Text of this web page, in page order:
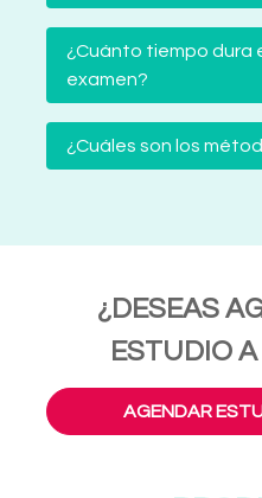
¿Cuánto tiempo dura
examen?
¿Cuáles son los
¿DESEAS
ESTUDIO
AGENDAR